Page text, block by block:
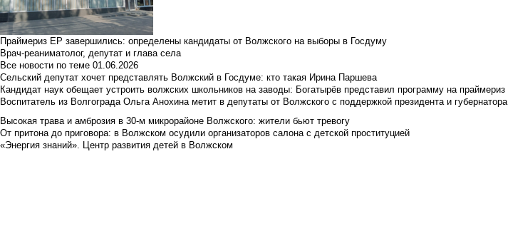
Праймериз ЕР завершились: определены кандидаты от Волжского на выборы в Госдуму
Врач-реаниматолог, депутат и глава села
Все новости по теме 01.06.2026
Сельский депутат хочет представлять Волжский в Госдуме: кто такая Ирина Паршева
Кандидат наук обещает устроить волжских школьников на заводы: Богатырёв представил программу на праймериз
Воспитатель из Волгограда Ольга Анохина метит в депутаты от Волжского с поддержкой президента и губернатора
Высокая трава и амброзия в 30‑м микрорайоне Волжского: жители бьют тревогу
От притона до приговора: в Волжском осудили организаторов салона с детской проституцией
«Энергия знаний». Центр развития детей в Волжском